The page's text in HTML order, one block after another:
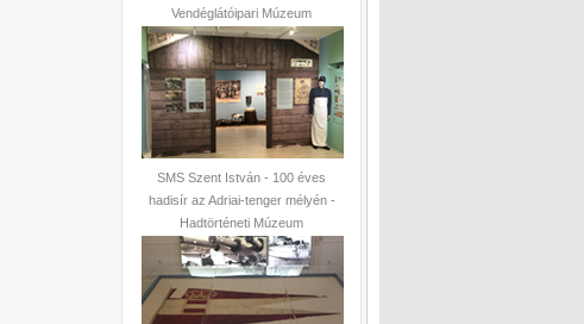
Vendéglátóipari Múzeum
SMS Szent István - 100 éves
hadisír az Adriai-tenger mélyén -
Hadtörténeti Múzeum